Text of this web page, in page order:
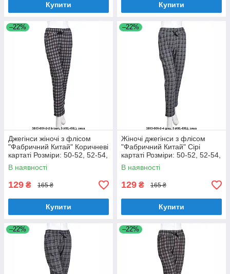
Купити Купити
–22%
Джегінси жіночі з флісом
"Фабричний Китай" Коричневі
картаті Розміри: 50-52, 52-54,
54-56, 56-58 (18128-5)
В наявності
129 ₴ 165 ₴
Купити
–22%
Жіночі джегінси з флісом
"Фабричний Китай" Сірі
картаті Розміри: 50-52, 52-54,
54-56, 56-58 (18128-6)
В наявності
129 ₴ 165 ₴
Купити
–22% –22%